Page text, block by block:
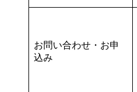
お問い合わせ・お申
込み